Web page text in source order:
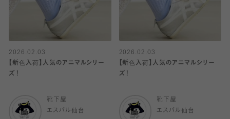
2026.02.03
【新色入荷】人気のアニマルシリー
ズ！
靴下屋
エスパル仙台
2026.02.03
【新色入荷】人気のアニマルシリー
ズ！
靴下屋
エスパル仙台